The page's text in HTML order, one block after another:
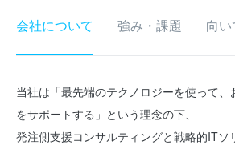
会社について
強み・課題 向
当社は「最先端のテクノロジーを使って
をサポートする」という理念の下、
発注側支援コンサルティングと戦略的ITソ